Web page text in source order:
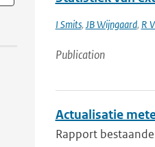
I Smits, JB Wijngaard, R
Publication
Actualisatie
Rapport